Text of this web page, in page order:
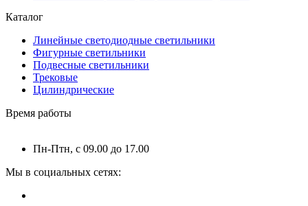
Каталог
Линейные светодиодные светильники
Фигурные светильники
Подвесные светильники
Трековые
Цилиндрические
Время работы
Пн-Птн, с 09.00 до 17.00
Мы в социальных сетях: